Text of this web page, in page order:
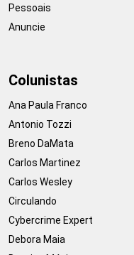
Pessoais
Anuncie
Colunistas
Ana Paula Franco
Antonio Tozzi
Breno DaMata
Carlos Martinez
Carlos Wesley
Circulando
Cybercrime Expert
Debora Maia